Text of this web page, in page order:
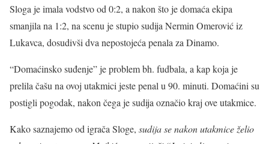
Sloga je imala vodstvo od 0:2, a nakon što je domaća ekipa
smanjila na 1:2, na scenu je stupio sudija Nermin Omerović iz
Lukavca, dosudivši dva nepostojeća penala za Dinamo.
“Domaćinsko suđenje” je problem bh. fudbala, a kap koja je
prelila čašu na ovoj utakmici jeste penal u 90. minuti. Domaćini su
postigli pogodak, nakon čega je sudija označio kraj ove utakmice.
Kako saznajemo od igrača Sloge, sudija se nakon utakmice želio